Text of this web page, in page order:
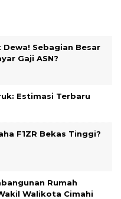
Sebagian Besar
Gaji ASN?
Estimasi Terbaru
F1ZR Bekas Tinggi?
Rumah
Walikota Cimahi